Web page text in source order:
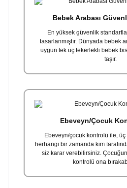
Bebek Arabası
En yüksek güvenlik
tasarlanmıştır. Dünyada bebek
uygun tek üç tekerlekli bebek
taşır.
Ebeveyn/Çocuk
Ebeveyn/çocuk kontrolü ile,
herhangi bir zamanda kim
siz karar verebilirsiniz.
kontrolü ona